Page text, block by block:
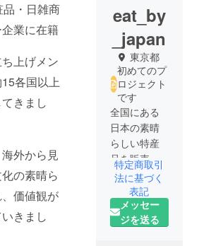
・日雑商
業に在籍
上げメン
各国以上
きまし
外から見
の素晴ら
価値観が
きまし
eat_by
_japan
東京都
初めてのプ
ロジェクト
です
全国にある
日本の素晴
らしい特産
品を販売し
地域活性化
へ繋げられ
る通販サイ
トを運営い
特定商取引
法に基づく
表記
メッセー
ジを送る